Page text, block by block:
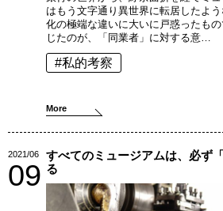
はもう文字通り異世界に転居したよ
化の極端な違いに大いに戸惑ったも
じたのが、「同業者」に対する意…
#私的考察
More
2021/06
09
すべてのミュージアムは、必ず
る